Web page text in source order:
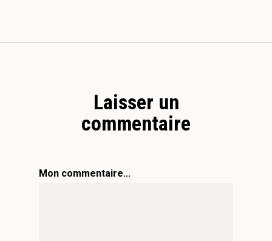
Laisser un
commentaire
Mon commentaire...